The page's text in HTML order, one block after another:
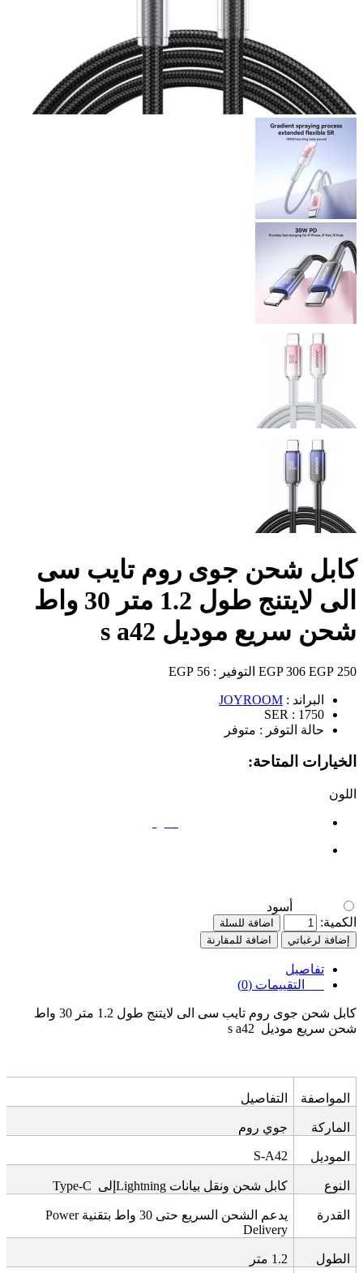
كابل شحن جوى روم تايب سى
الى لايتنج طول 1.2 متر 30 واط
شحن سريع موديل s a42
250 EGP
306 EGP التوفير : 56 EGP
البراند : JOYROOM
SER : 1750
حالة التوفر : متوفر
الخيارات المتاحة:
اللون
أسود
الكمية:
اضافة للسلة
إضافة لرغباتي
اضافة للمقارنة
تفاصيل
التقييمات (0)
كابل شحن جوى روم تايب سى الى لايتنج طول 1.2 متر 30 واط
شحن سريع موديل s a42
المواصفة التفاصيل
الماركة جوي روم
الموديل S-A42
النوع كابل شحن ونقل بيانات Type-C إلى Lightning
القدرة يدعم الشحن السريع حتى 30 واط بتقنية
Power
Delivery
الطول 1.2 متر